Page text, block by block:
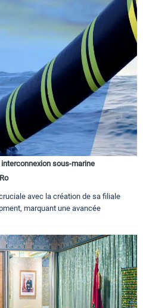
sous-marine
avec la création de sa filiale
marquant une avancée